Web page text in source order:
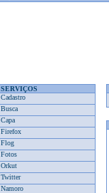
SERVIÇOS
Cadastro
Busca
Capa
Firefox
Flog
Fotos
Orkut
Twitter
Namoro